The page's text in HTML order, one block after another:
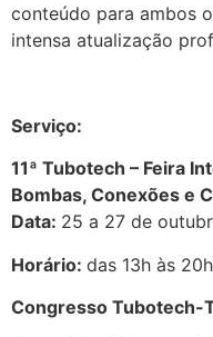
conteúdo para ambos
intensa atualização
Serviço:
11ª Tubotech – Feira
Bombas, Conexões e
Data: 25 a 27 de
Horário: das 13h às 20h
Congresso Tubotech-